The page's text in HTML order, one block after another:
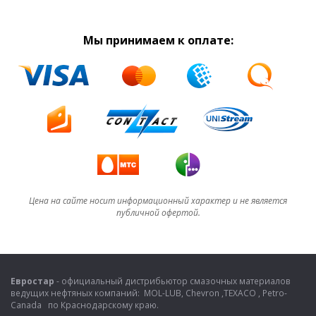
Мы принимаем к оплате:
Цена на сайте носит информационный характер и не является
публичной офертой.
Евростар - официальный дистрибьютор смазочных материалов
ведущих нефтяных компаний: MOL-LUB, Chevron ,TEXACO , Petro-
Canada по Краснодарскому краю.